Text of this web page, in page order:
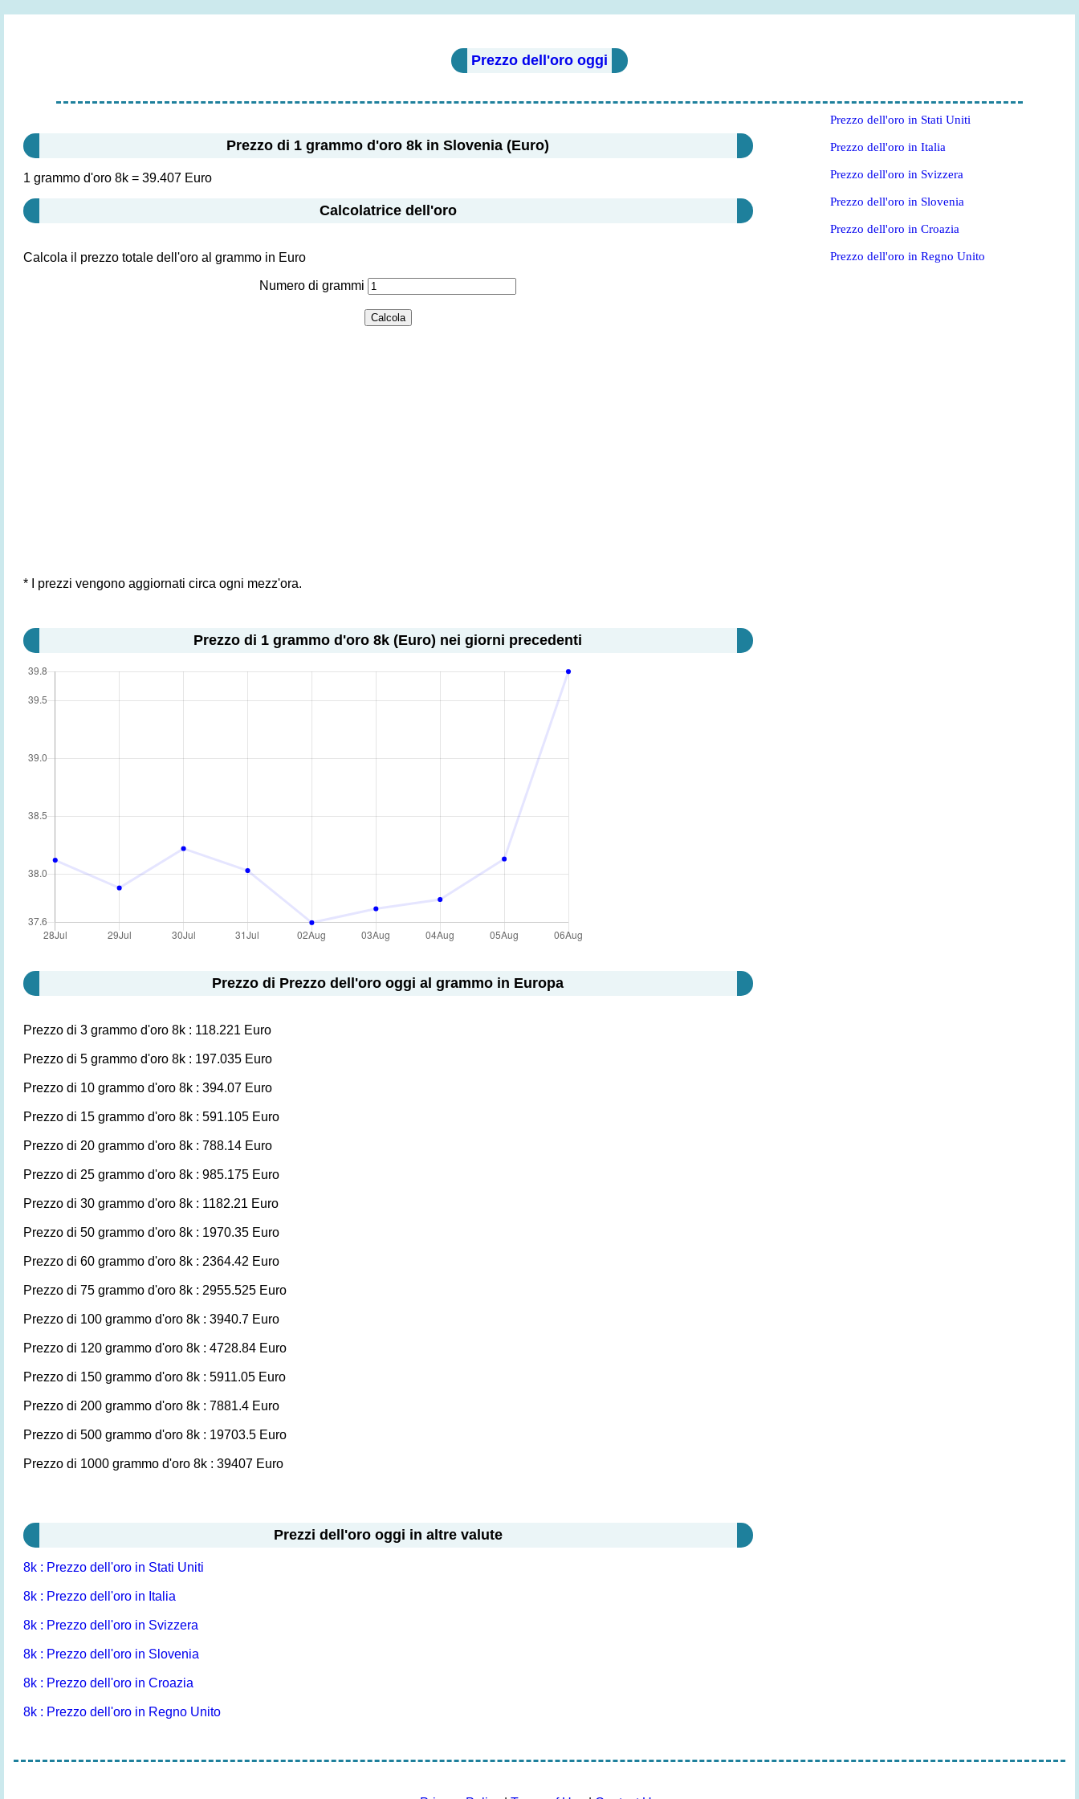
Prezzo dell'oro oggi
Prezzo di 1 grammo d'oro 8k in Slovenia (Euro)
1 grammo d'oro 8k = 39.407 Euro
Calcolatrice dell'oro
Calcola il prezzo totale dell'oro al grammo in Euro
Numero di grammi
* I prezzi vengono aggiornati circa ogni mezz'ora.
Prezzo di 1 grammo d'oro 8k (Euro) nei giorni precedenti
Prezzo di Prezzo dell'oro oggi al grammo in Europa
Prezzo di 3 grammo d'oro 8k : 118.221 Euro
Prezzo di 5 grammo d'oro 8k : 197.035 Euro
Prezzo di 10 grammo d'oro 8k : 394.07 Euro
Prezzo di 15 grammo d'oro 8k : 591.105 Euro
Prezzo di 20 grammo d'oro 8k : 788.14 Euro
Prezzo di 25 grammo d'oro 8k : 985.175 Euro
Prezzo di 30 grammo d'oro 8k : 1182.21 Euro
Prezzo di 50 grammo d'oro 8k : 1970.35 Euro
Prezzo di 60 grammo d'oro 8k : 2364.42 Euro
Prezzo di 75 grammo d'oro 8k : 2955.525 Euro
Prezzo di 100 grammo d'oro 8k : 3940.7 Euro
Prezzo di 120 grammo d'oro 8k : 4728.84 Euro
Prezzo di 150 grammo d'oro 8k : 5911.05 Euro
Prezzo di 200 grammo d'oro 8k : 7881.4 Euro
Prezzo di 500 grammo d'oro 8k : 19703.5 Euro
Prezzo di 1000 grammo d'oro 8k : 39407 Euro
Prezzi dell'oro oggi in altre valute
8k : Prezzo dell'oro in Stati Uniti
8k : Prezzo dell'oro in Italia
8k : Prezzo dell'oro in Svizzera
8k : Prezzo dell'oro in Slovenia
8k : Prezzo dell'oro in Croazia
8k : Prezzo dell'oro in Regno Unito
Prezzo dell'oro in Stati Uniti
Prezzo dell'oro in Italia
Prezzo dell'oro in Svizzera
Prezzo dell'oro in Slovenia
Prezzo dell'oro in Croazia
Prezzo dell'oro in Regno Unito